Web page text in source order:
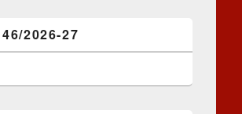
2026-27